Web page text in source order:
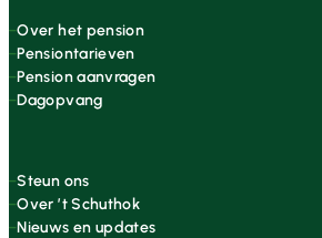
Over het pension
Pensiontarieven
Pension aanvragen
Dagopvang
Steun ons
Over ’t Schuthok
Nieuws en updates